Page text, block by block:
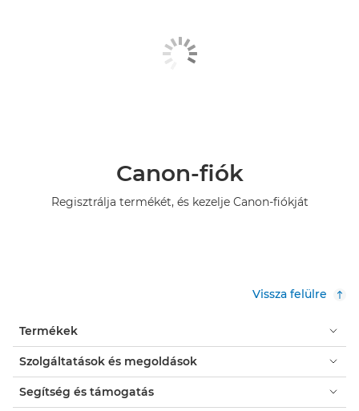
Canon-fiók
Regisztrálja termékét, és kezelje Canon-fiókját
Vissza felülre
Termékek
Szolgáltatások és megoldások
Segítség és támogatás